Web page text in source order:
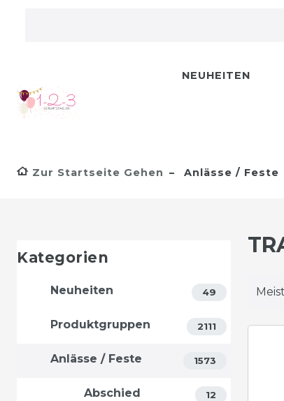
NEUHEITEN
Zur Startseite Gehen Anlässe / Feste
Kategorien
Neuheiten 49
Produktgruppen 2111
Anlässe / Feste 1573
Abschied 12